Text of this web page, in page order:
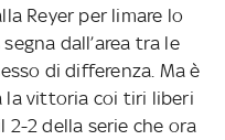
Reyer per limare lo
dall’area tra le
di differenza. Ma è
la vittoria coi tiri liberi
2-2 della serie che ora